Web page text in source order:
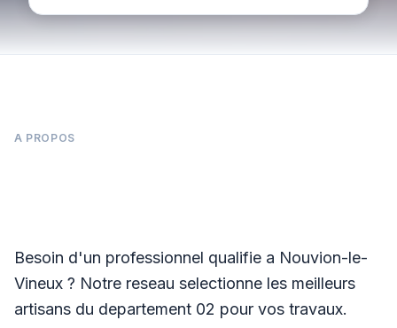
A PROPOS
Besoin d'un professionnel qualifie a Nouvion-le-
Vineux ? Notre reseau selectionne les meilleurs
artisans du departement 02 pour vos travaux.